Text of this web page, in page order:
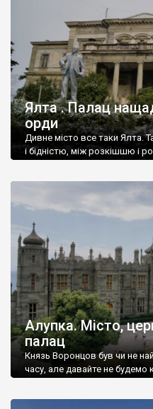
Ялта . Палац
орди
Дивне місто все таки Ялта.
і бідністю, між розкішшю і
Алупка. Місто,
палац
Князь Воронцов був чи не
часу, але давайте не